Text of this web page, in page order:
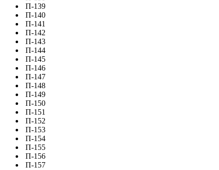
П-139
П-140
П-141
П-142
П-143
П-144
П-145
П-146
П-147
П-148
П-149
П-150
П-151
П-152
П-153
П-154
П-155
П-156
П-157